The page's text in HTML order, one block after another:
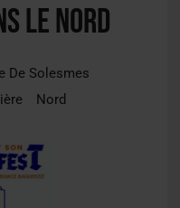
le Nord
De Solesmes
Nord